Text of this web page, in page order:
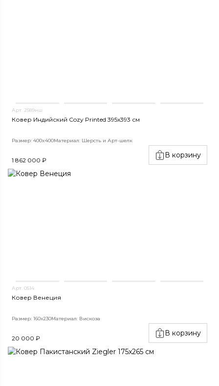
Арт. 2589нш
Ковер Индийский Cozy Printed 395x393 см
Размер: 400x400Материал: Шерсть и Арт-шелк
1 862 000 ₽
В корзину
Арт. 0514
Ковер Венеция
Размер: 160х230Материал: Вискоза
20 000 ₽
В корзину